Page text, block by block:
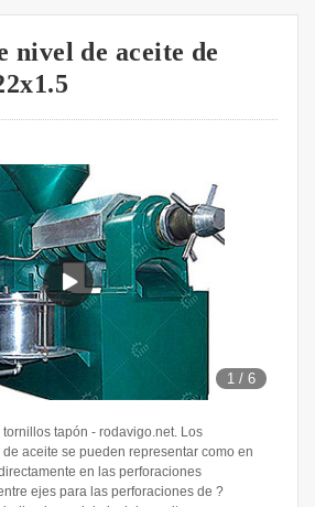
nivel de aceite de
1 /6
tapón - rodavigo.net. Los
aceite se pueden representar como en
en las perforaciones
ejes para las perforaciones de ?